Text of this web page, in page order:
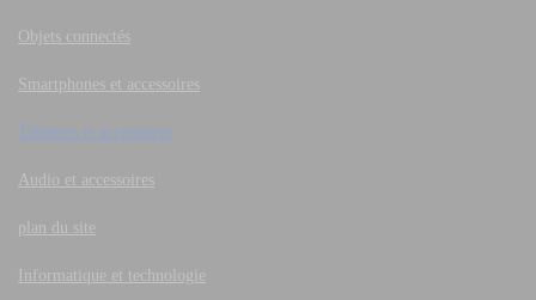
Objets connectés
Smartphones et accessoires
Tablettes et accessoires
Audio et accessoires
plan du site
Informatique et technologie